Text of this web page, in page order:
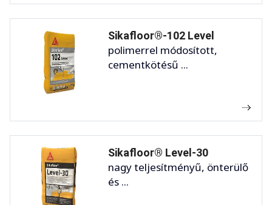
Sikafloor®-102 Level
polimerrel módosított,
cementkötésű ...
Sikafloor® Level-30
nagy teljesítményű, önterülő
és ...